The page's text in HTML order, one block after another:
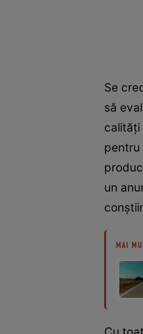
Se
să
calităţi
pentru
un
MAI